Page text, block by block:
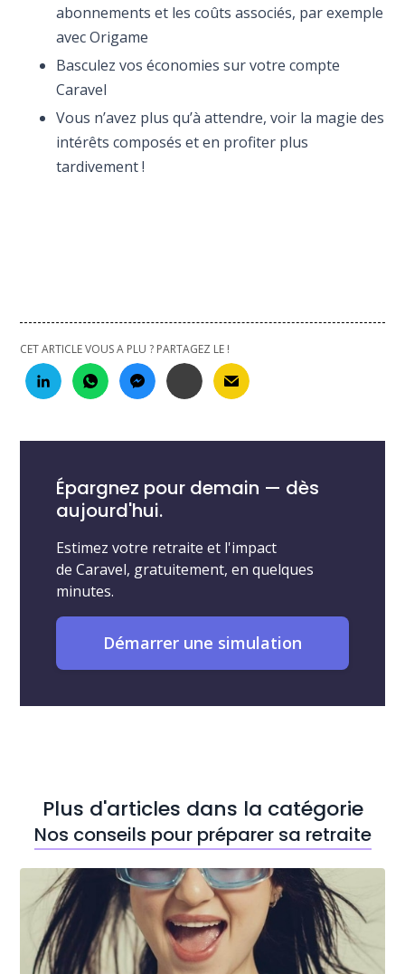
abonnements et les coûts associés, par exemple
avec Origame
Basculez vos économies sur votre compte
Caravel
Vous n’avez plus qu’à attendre, voir la magie des
intérêts composés et en profiter plus
tardivement !
CET ARTICLE VOUS A PLU ? PARTAGEZ LE !
Épargnez pour demain — dès
aujourd'hui.
Estimez votre retraite et l'impact
de Caravel, gratuitement, en quelques
minutes.
Démarrer une simulation
Plus d'articles dans la catégorie
Nos conseils pour préparer sa retraite